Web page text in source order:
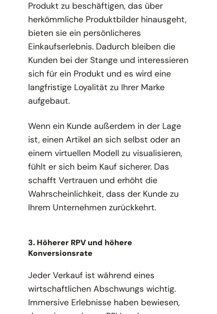
Produkt zu beschäftigen, das über
herkömmliche Produktbilder hinausgeht,
bieten sie ein persönlicheres
Einkaufserlebnis. Dadurch bleiben die
Kunden bei der Stange und interessieren
sich für ein Produkt und es wird eine
langfristige Loyalität zu Ihrer Marke
aufgebaut.
Wenn ein Kunde außerdem in der Lage
ist, einen Artikel an sich selbst oder an
einem virtuellen Modell zu visualisieren,
fühlt er sich beim Kauf sicherer. Das
schafft Vertrauen und erhöht die
Wahrscheinlichkeit, dass der Kunde zu
Ihrem Unternehmen zurückkehrt.
3. Höherer RPV und höhere
Konversionsrate
Jeder Verkauf ist während eines
wirtschaftlichen Abschwungs wichtig.
Immersive Erlebnisse haben bewiesen,